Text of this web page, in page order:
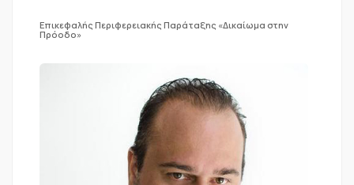
Επικεφαλής Περιφερειακής Παράταξης «Δικαίωμα στην
Πρόοδο»